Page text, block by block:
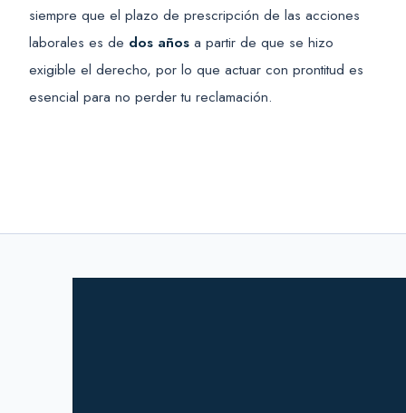
siempre que el plazo de prescripción de las acciones
laborales es de dos años a partir de que se hizo
exigible el derecho, por lo que actuar con prontitud es
esencial para no perder tu reclamación.